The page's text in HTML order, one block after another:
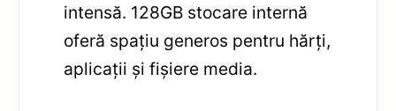
intensă. 128GB stocare internă
oferă spațiu generos pentru hărți,
aplicații și fișiere media.